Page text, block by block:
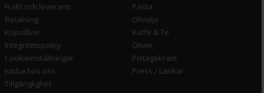
Frakt och leverans
Betalning
Köpvillkor
Integritetspolicy
Cookieinställningar
Jobba hos oss
Tillgänglighet
Pasta
Olivolja
Kaffe & Te
Oliver
Pistagekräm
Press / Länkar